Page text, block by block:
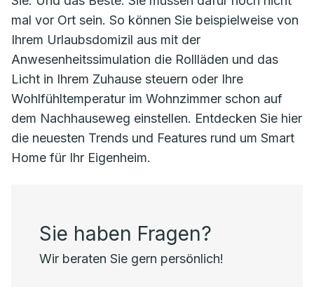
mal vor Ort sein. So können Sie beispielweise von
Ihrem Urlaubsdomizil aus mit der
Anwesenheitssimulation die Rollläden und das
Licht in Ihrem Zuhause steuern oder Ihre
Wohlfühltemperatur im Wohnzimmer schon auf
dem Nachhauseweg einstellen. Entdecken Sie hier
die neuesten Trends und Features rund um Smart
Home für Ihr Eigenheim.
Sie haben Fragen?
Wir beraten Sie gern persönlich!